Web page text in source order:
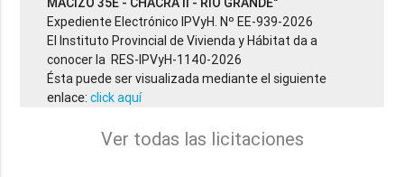
Expediente Electrónico IPVyH. Nº EE-939-2026
El Instituto Provincial de Vivienda y Hábitat da a
conocer la RES-IPVyH-1140-2026
Ésta puede ser visualizada mediante el siguiente
enlace:click aquí
Ver todas las licitaciones